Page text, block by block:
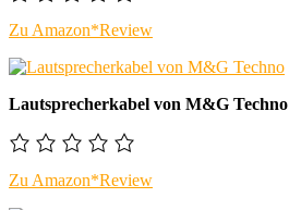
Zu Amazon*Review
Lautsprecherkabel von M&G Techno
Zu Amazon*Review